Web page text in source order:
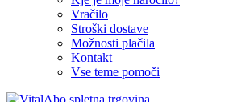
Vračilo
Stroški dostave
Možnosti plačila
Kontakt
Vse teme pomoči